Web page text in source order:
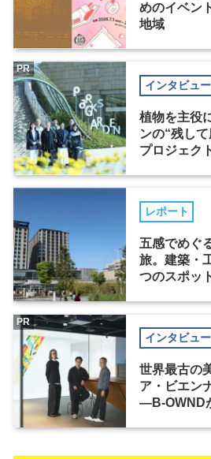
めのイベン
地域
インタビュー
植物を主役
ンの“残し
プロジェク
PR
レポート
五感でめぐ
旅。建築・
つのスポッ
インタビュー
世界最古の
ア・ビエン
―B-OWND
PR